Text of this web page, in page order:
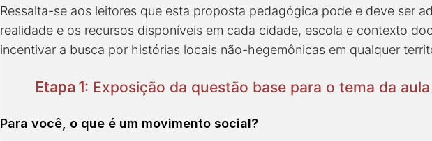
Ressalta-se aos leitores que esta proposta pedagógica pode e deve ser
realidade e os recursos disponíveis em cada cidade, escola e contexto
incentivar a busca por histórias locais não-hegemônicas em qualquer
Etapa 1: Exposição da questão base para o tema da aula
Para você, o que é um movimento social?